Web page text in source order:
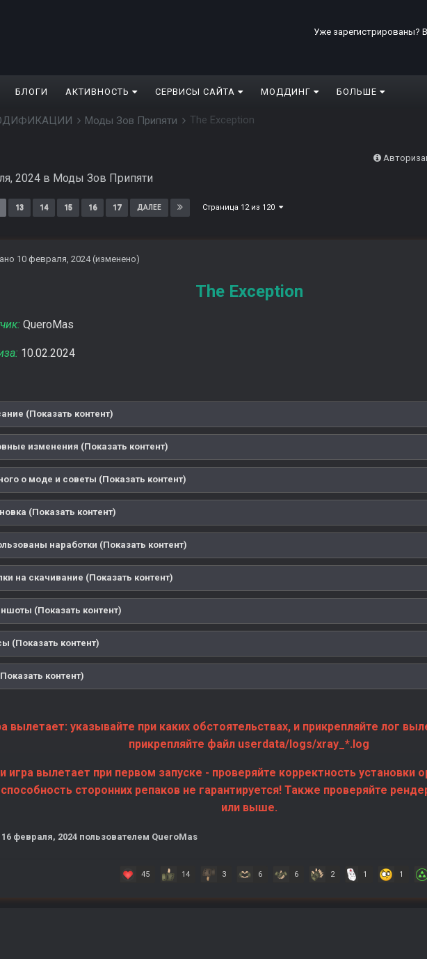
Уже зарегистрированы?
БЛОГИ АКТИВНОСТЬ СЕРВИСЫ САЙТА МОДДИНГ БОЛЬШЕ
Моды Зов Припяти The Exception
2024 в Моды Зов Припяти
13 14 15 16 17 ДАЛЕЕ Страница 12 из 120
10 февраля, 2024 (изменено)
The Exception
QueroMas
10.02.2024
(Показать контент)
изменения (Показать контент)
о моде и советы (Показать контент)
(Показать контент)
наработки (Показать контент)
на скачивание (Показать контент)
(Показать контент)
(Показать контент)
контент)
вылетает: указывайте при каких обстоятельствах, и прикрепляйте лог
прикрепляйте файл userdata/logs/xray_*.log
игра вылетает при первом запуске - проверяйте корректность установки
сторонних репаков не гарантируется! Также проверяйте
или выше.
16 февраля, 2024 пользователем QueroMas
45 14 3 6 6 2 1 1